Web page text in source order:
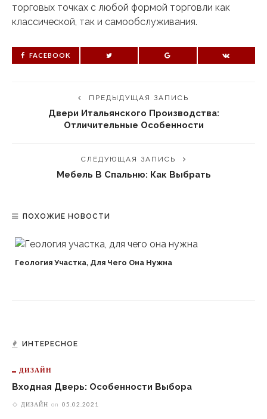
торговых точках с любой формой торговли как
классической, так и самообслуживания.
FACEBOOK
ПРЕДЫДУЩАЯ ЗАПИСЬ
Двери Итальянского Производства:
Отличительные Особенности
СЛЕДУЮЩАЯ ЗАПИСЬ
Мебель В Спальню: Как Выбрать
ПОХОЖИЕ НОВОСТИ
Геология Участка, Для Чего Она Нужна
ИНТЕРЕСНОЕ
ДИЗАЙН
Входная Дверь: Особенности Выбора
ДИЗАЙН on 05.02.2021